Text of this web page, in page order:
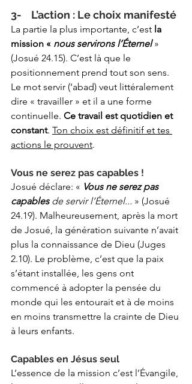
3-    L’action : Le choix manifesté
La partie la plus importante, c’est la
mission « nous servirons l’Éternel »
(Josué 24.15). C’est là que le
positionnement prend tout son sens.
Le mot servir (‘abad) veut littéralement
dire « travailler » et il a une forme
continuelle. Ce travail est quotidien et
constant. Ton choix est définitif et tes
actions le prouvent.
Vous ne serez pas capables !
Josué déclare: « Vous ne serez pas
capables de servir l’Éternel... » (Josué
24.19). Malheureusement, après la mort
de Josué, la génération suivante n’avait
plus la connaissance de Dieu (Juges
2.10). Le problème, c’est que la paix
s’étant installée, les gens ont
commencé à adopter la pensée du
monde qui les entourait et à de moins
en moins transmettre la crainte de Dieu
à leurs enfants.
Capables en Jésus seul
L’essence de la mission c’est l’Évangile,